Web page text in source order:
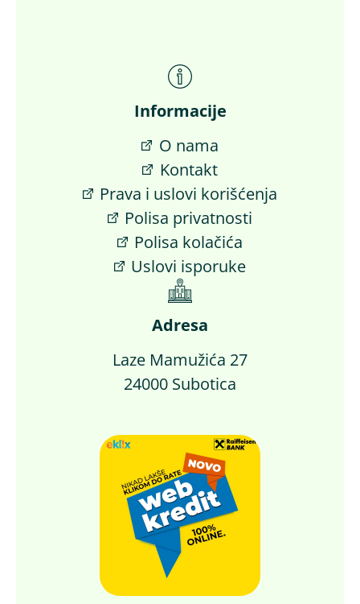
Informacije
O nama
Kontakt
Prava i uslovi korišćenja
Polisa privatnosti
Polisa kolačića
Uslovi isporuke
Adresa
Laze Mamužića 27
24000 Subotica